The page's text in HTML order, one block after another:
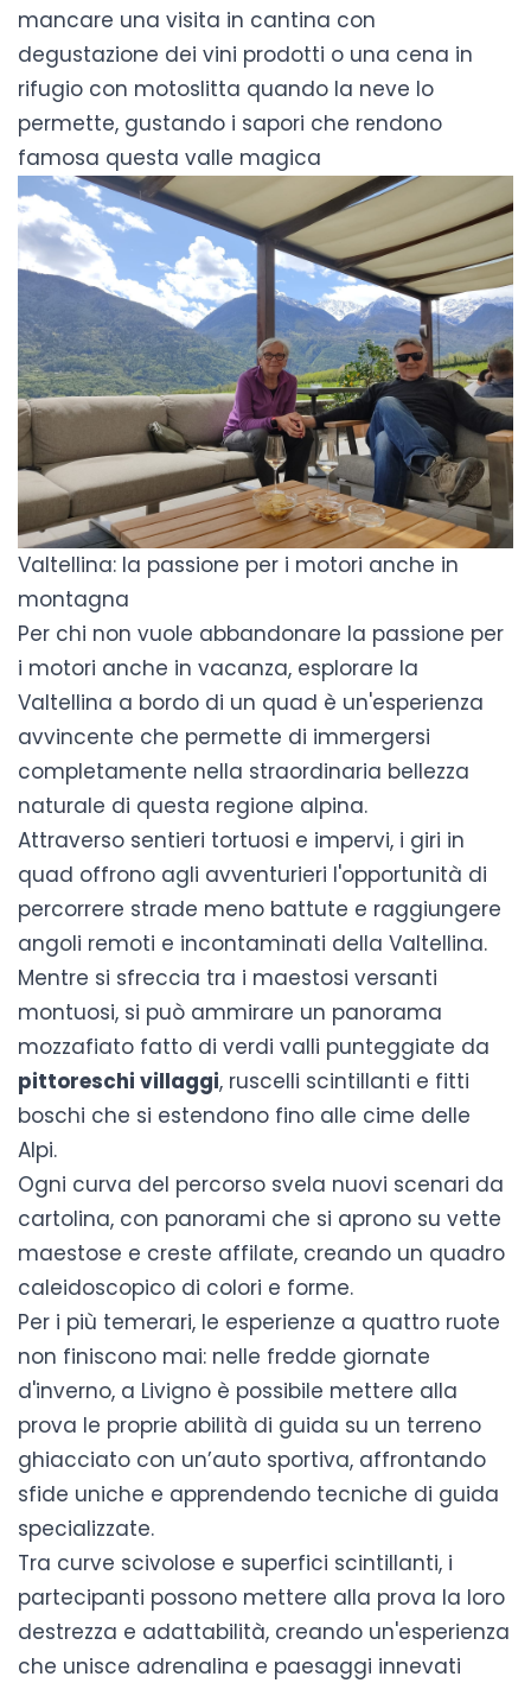
mancare una visita in cantina con
degustazione dei vini prodotti o una cena in
rifugio con motoslitta quando la neve lo
permette, gustando i sapori che rendono
famosa questa valle magica
Valtellina: la passione per i motori anche in
montagna
Per chi non vuole abbandonare la passione per
i motori anche in vacanza, esplorare la
Valtellina a bordo di un quad è un'esperienza
avvincente che permette di immergersi
completamente nella straordinaria bellezza
naturale di questa regione alpina.
Attraverso sentieri tortuosi e impervi, i giri in
quad offrono agli avventurieri l'opportunità di
percorrere strade meno battute e raggiungere
angoli remoti e incontaminati della Valtellina.
Mentre si sfreccia tra i maestosi versanti
montuosi, si può ammirare un panorama
mozzafiato fatto di verdi valli punteggiate da
pittoreschi villaggi, ruscelli scintillanti e fitti
boschi che si estendono fino alle cime delle
Alpi.
Ogni curva del percorso svela nuovi scenari da
cartolina, con panorami che si aprono su vette
maestose e creste affilate, creando un quadro
caleidoscopico di colori e forme.
Per i più temerari, le esperienze a quattro ruote
non finiscono mai: nelle fredde giornate
d'inverno, a Livigno è possibile mettere alla
prova le proprie abilità di guida su un terreno
ghiacciato con un’auto sportiva, affrontando
sfide uniche e apprendendo tecniche di guida
specializzate.
Tra curve scivolose e superfici scintillanti, i
partecipanti possono mettere alla prova la loro
destrezza e adattabilità, creando un'esperienza
che unisce adrenalina e paesaggi innevati